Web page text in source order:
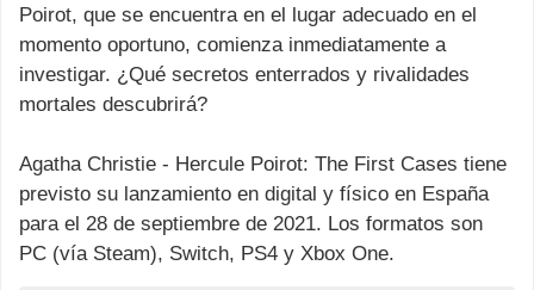
Poirot, que se encuentra en el lugar adecuado en el
momento oportuno, comienza inmediatamente a
investigar. ¿Qué secretos enterrados y rivalidades
mortales descubrirá?
Agatha Christie - Hercule Poirot: The First Cases tiene
previsto su lanzamiento en digital y físico en España
para el 28 de septiembre de 2021. Los formatos son
PC (vía Steam), Switch, PS4 y Xbox One.